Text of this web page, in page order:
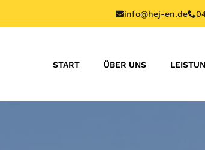
info@hej-en.de
START ÜBER UNS